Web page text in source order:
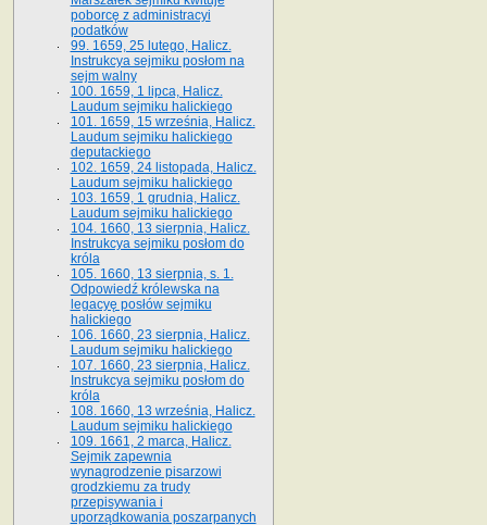
poborcę z administracyi
podatków
99. 1659, 25 lutego, Halicz.
Instrukcya sejmiku posłom na
sejm walny
100. 1659, 1 lipca, Halicz.
Laudum sejmiku halickiego
101. 1659, 15 września, Halicz.
Laudum sejmiku halickiego
deputackiego
102. 1659, 24 listopada, Halicz.
Laudum sejmiku halickiego
103. 1659, 1 grudnia, Halicz.
Laudum sejmiku halickiego
104. 1660, 13 sierpnia, Halicz.
Instrukcya sejmiku posłom do
króla
105. 1660, 13 sierpnia, s. 1.
Odpowiedź królewska na
legacyę posłów sejmiku
halickiego
106. 1660, 23 sierpnia, Halicz.
Laudum sejmiku halickiego
107. 1660, 23 sierpnia, Halicz.
Instrukcya sejmiku posłom do
króla
108. 1660, 13 września, Halicz.
Laudum sejmiku halickiego
109. 1661, 2 marca, Halicz.
Sejmik zapewnia
wynagrodzenie pisarzowi
grodzkiemu za trudy
przepisywania i
uporządkowania poszarpanych